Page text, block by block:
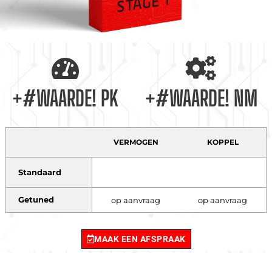
+#WAARDE! PK +#WAARDE! NM
VERMOGEN KOPPEL
Standaard
Getuned op aanvraag op aanvraag
MAAK EEN AFSPRAAK